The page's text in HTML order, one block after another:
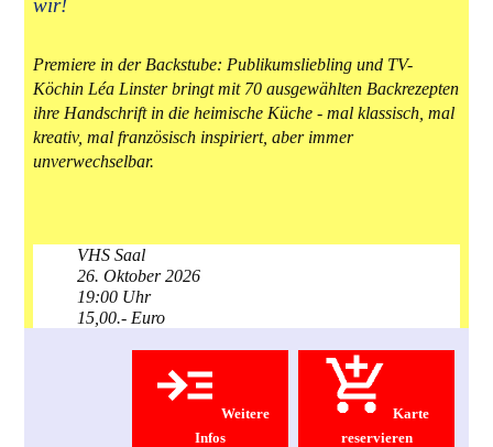
wir!
Premiere in der Backstube: Publikumsliebling und TV-
Köchin Léa Linster bringt mit 70 ausgewählten Backrezepten
ihre Handschrift in die heimische Küche - mal klassisch, mal
kreativ, mal französisch inspiriert, aber immer
unverwechselbar.
VHS Saal
26. Oktober 2026
19:00 Uhr
15,00.- Euro
Karte
reservieren
Weitere
Infos